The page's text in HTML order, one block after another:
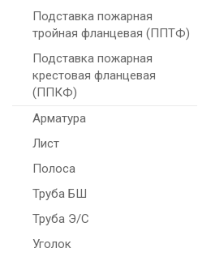
Подставка пожарная
тройная фланцевая (ППТФ)
Подставка пожарная
крестовая фланцевая
(ППКФ)
Арматура
Лист
Полоса
Труба БШ
Труба Э/С
Уголок